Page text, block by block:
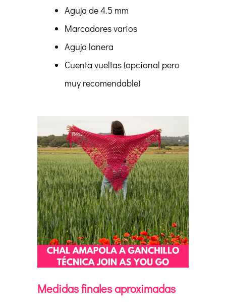
Aguja de 4.5 mm
Marcadores varios
Aguja lanera
Cuenta vueltas (opcional pero
muy recomendable)
Medidas finales aproximadas